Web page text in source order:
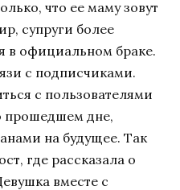
что ее маму зовут
супруги более
в официальном браке.
с подписчиками.
с пользователями
прошедшем дне,
на будущее. Так
где рассказала о
вместе с